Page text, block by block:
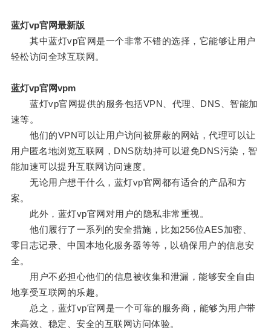
蓝灯vp官网最新版
其中蓝灯vp官网是一个非常不错的选择，它能够让用户
轻松访问全球互联网。
蓝灯vp官网vpm
蓝灯vp官网提供的服务包括VPN、代理、DNS、智能加
速等。
他们的VPN可以让用户访问被屏蔽的网站，代理可以让
用户匿名地浏览互联网，DNS防劫持可以避免DNS污染，智
能加速可以提升互联网访问速度。
无论用户想干什么，蓝灯vp官网都有适合的产品和方
案。
此外，蓝灯vp官网对用户的隐私非常重视。
他们履行了一系列的安全措施，比如256位AES加密、
零日志记录、中国本地化服务器等等，以确保用户的信息安
全。
用户不必担心他们的信息被收集和泄漏，能够安全自由
地享受互联网的乐趣。
总之，蓝灯vp官网是一个可靠的服务商，能够为用户带
来高效、稳定、安全的互联网访问体验。